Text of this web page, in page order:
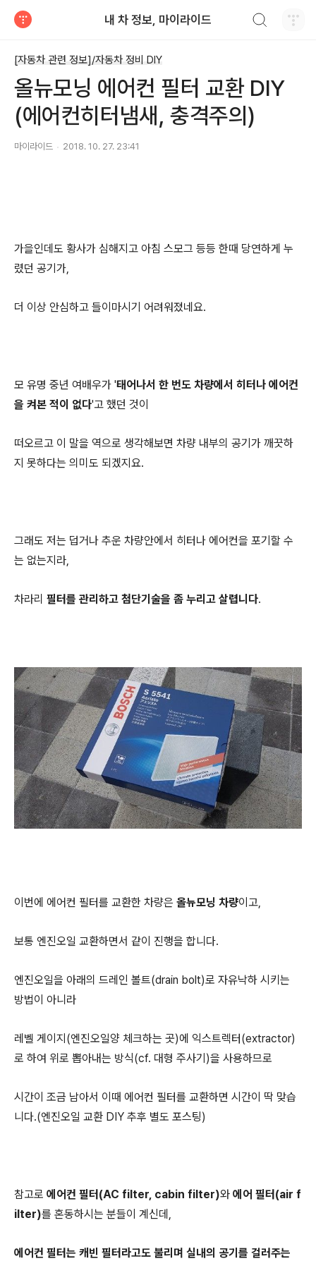
내 차 정보, 마이라이드
[자동차 관련 정보]/자동차 정비 DIY
올뉴모닝 에어컨 필터 교환 DIY
(에어컨히터냄새, 충격주의)
마이라이드 2018. 10. 27. 23:41
가을인데도 황사가 심해지고 아침 스모그 등등 한때 당연하게 누
렸던 공기가,
더 이상 안심하고 들이마시기 어려워졌네요.
모 유명 중년 여배우가 '태어나서 한 번도 차량에서 히터나 에어컨
을 켜본 적이 없다'고 했던 것이
떠오르고 이 말을 역으로 생각해보면 차량 내부의 공기가 깨끗하
지 못하다는 의미도 되겠지요.
그래도 저는 덥거나 추운 차량안에서 히터나 에어컨을 포기할 수
는 없는지라,
차라리 필터를 관리하고 첨단기술을 좀 누리고 살렵니다.
이번에 에어컨 필터를 교환한 차량은 올뉴모닝 차량이고,
보통 엔진오일 교환하면서 같이 진행을 합니다.
엔진오일을 아래의 드레인 볼트(drain bolt)로 자유낙하 시키는
방법이 아니라
레벨 게이지(엔진오일양 체크하는 곳)에 익스트렉터(extractor)
로 하여 위로 뽑아내는 방식(cf. 대형 주사기)을 사용하므로
시간이 조금 남아서 이때 에어컨 필터를 교환하면 시간이 딱 맞습
니다.(엔진오일 교환 DIY 추후 별도 포스팅)
참고로 에어컨 필터(AC filter, cabin filter)와 에어 필터(air f
ilter)를 혼동하시는 분들이 계신데,
에어컨 필터는 캐빈 필터라고도 불리며 실내의 공기를 걸러주는